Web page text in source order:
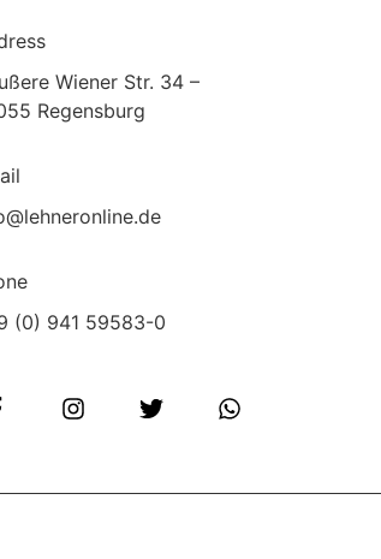
Wiener Str. 34 –
Regensburg
(0) 941 59583-0